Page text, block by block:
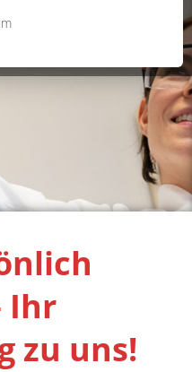
Ihr
zu uns!